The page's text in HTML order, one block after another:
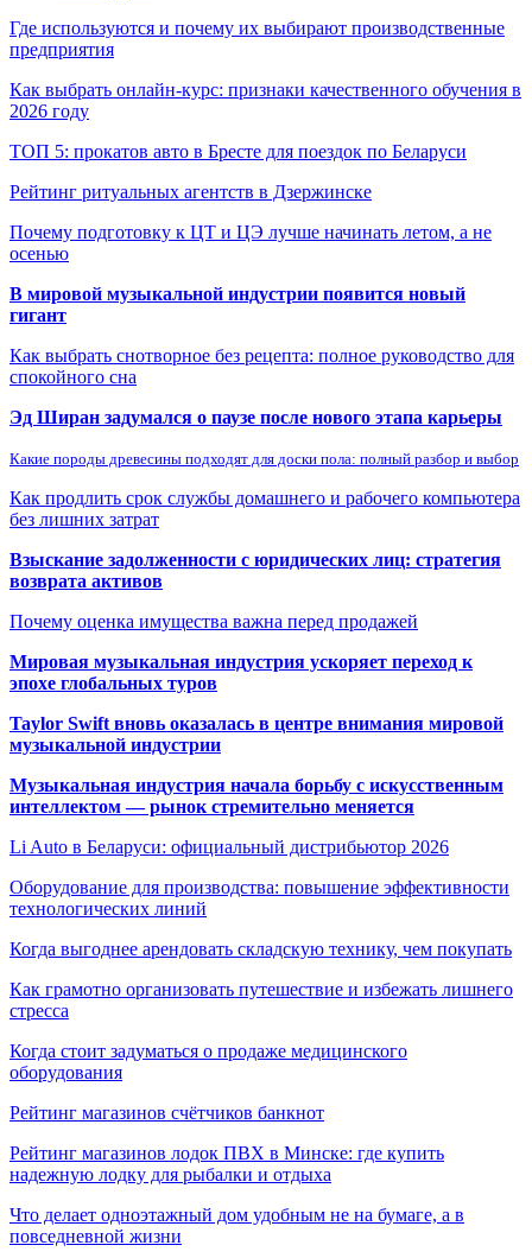
Где используются и почему их выбирают производственные
предприятия
Как выбрать онлайн-курс: признаки качественного обучения в
2026 году
ТОП 5: прокатов авто в Бресте для поездок по Беларуси
Рейтинг ритуальных агентств в Дзержинске
Почему подготовку к ЦТ и ЦЭ лучше начинать летом, а не
осенью
В мировой музыкальной индустрии появится новый
гигант
Как выбрать снотворное без рецепта: полное руководство для
спокойного сна
Эд Ширан задумался о паузе после нового этапа карьеры
Какие породы древесины подходят для доски пола: полный разбор и выбор
Как продлить срок службы домашнего и рабочего компьютера
без лишних затрат
Взыскание задолженности с юридических лиц: стратегия
возврата активов
Почему оценка имущества важна перед продажей
Мировая музыкальная индустрия ускоряет переход к
эпохе глобальных туров
Taylor Swift вновь оказалась в центре внимания мировой
музыкальной индустрии
Музыкальная индустрия начала борьбу с искусственным
интеллектом — рынок стремительно меняется
Li Auto в Беларуси: официальный дистрибьютор 2026
Оборудование для производства: повышение эффективности
технологических линий
Когда выгоднее арендовать складскую технику, чем покупать
Как грамотно организовать путешествие и избежать лишнего
стресса
Когда стоит задуматься о продаже медицинского
оборудования
Рейтинг магазинов счётчиков банкнот
Рейтинг магазинов лодок ПВХ в Минске: где купить
надежную лодку для рыбалки и отдыха
Что делает одноэтажный дом удобным не на бумаге, а в
повседневной жизни